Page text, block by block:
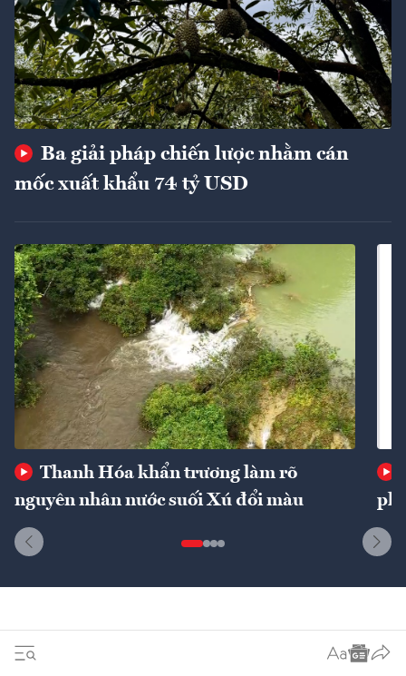
Ba giải pháp chiến lược nhằm cán
mốc xuất khẩu 74 tỷ USD
Thanh Hóa khẩn trương làm rõ
nguyên nhân nước suối Xú đổi màu
phí